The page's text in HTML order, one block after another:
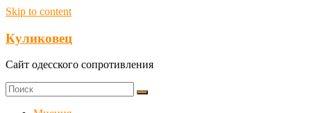
Skip to content
Куликовец
Сайт одесского сопротивления